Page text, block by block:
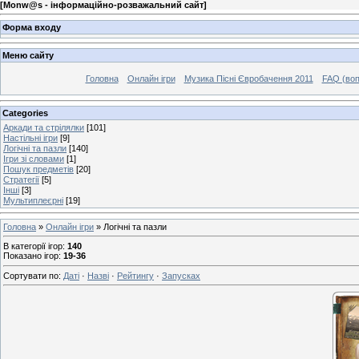
[Monw@s - інформаційно-розважальний сайт]
Форма входу
Меню сайту
Головна Онлайн ігри Музика Пісні Євробачення 2011 FAQ
Categories
Аркади та стрілялки [101]
Настільні ігри [9]
Логічні та пазли [140]
Ігри зі словами [1]
Пошук предметів [20]
Стратегії [5]
Інші [3]
Мультиплеєрні [19]
Головна » Онлайн ігри » Логічні та пазли
В категорії ігор: 140
Показано ігор: 19-36
Сортувати по: Даті · Назві · Рейтингу · Запусках